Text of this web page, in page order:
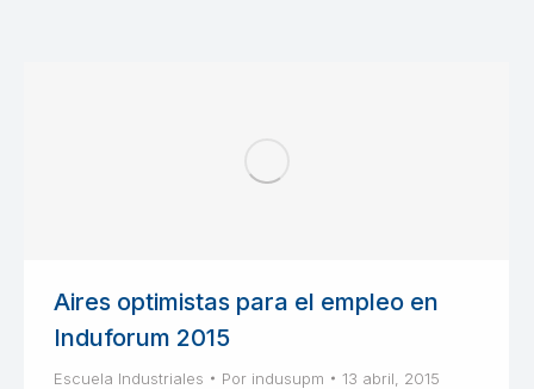
Aires optimistas para el empleo en
Induforum 2015
Escuela Industriales Por indusupm 13 abril, 2015